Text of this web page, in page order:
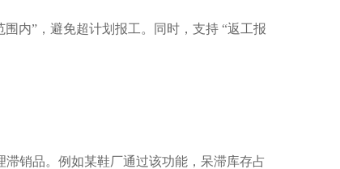
内”，避免超计划报工。同时，支持 “返工报
销品。例如某鞋厂通过该功能，呆滞库存占